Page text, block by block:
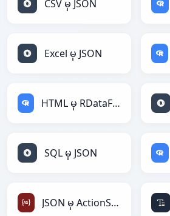
CSV မှ JSON
Excel မှ JSON
HTML မှ RDataFrame
SQL မှ JSON
JSON မှ ActionScript